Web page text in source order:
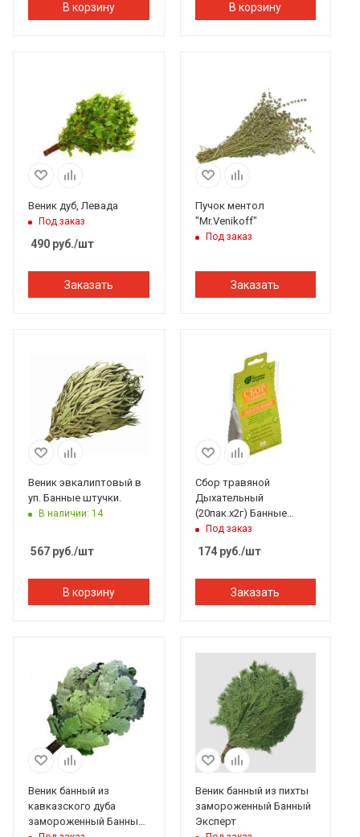
В корзину В корзину
Веник дуб, Левада
Под заказ
490 руб./шт
Заказать
Пучок ментол
"Mr.Venikoff"
Под заказ
Заказать
Веник эвкалиптовый в
уп. Банные штучки.
В наличии: 14
567 руб./шт
В корзину
Сбор травяной
Дыхательный
(20пак.х2г) Банные
штучки
Под заказ
174руб./шт
Заказать
Веник банный из
кавказского дуба
замороженный Банный
Веник банный из пихты
замороженный Банный
Эксперт